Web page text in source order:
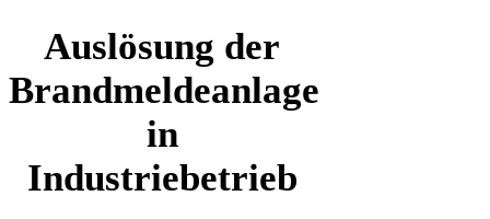
Auslösung der
Brandmeldeanlage
in
Industriebetrieb